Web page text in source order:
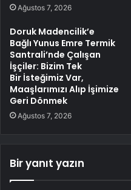
Ağustos 7, 2026
Doruk Madencilik’e
Bağlı Yunus Emre Termik
Santrali’nde Çalışan
İşçiler: Bizim Tek
Bir İsteğimiz Var,
Maaşlarımızı Alıp İşimize
Geri Dönmek
Ağustos 7, 2026
Bir yanıt yazın